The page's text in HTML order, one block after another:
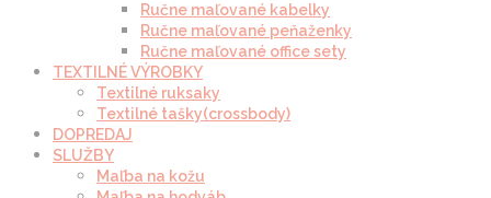
Ručne maľované kabelky
Ručne maľované peňaženky
Ručne maľované office sety
TEXTILNÉ VÝROBKY
Textilné ruksaky
Textilné tašky(crossbody)
DOPREDAJ
SLUŽBY
Maľba na kožu